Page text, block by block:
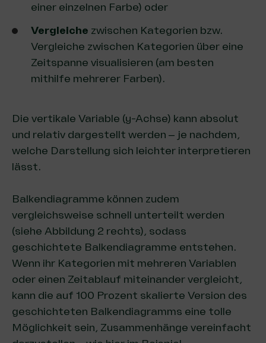
einer einzelnen Farbe) oder
Vergleiche zwischen Kategorien bzw.
Vergleiche zwischen Kategorien über eine
Zeitspanne visualisieren (am besten
mithilfe mehrerer Farben).
Die vertikale Variable (y-Achse) kann absolut
und relativ dargestellt werden – je nachdem,
welche Darstellung sich leichter interpretieren
lässt.
Balkendiagramme können zudem
vergleichsweise schnell unterteilt werden
(siehe Abbildung 2 rechts), sodass
geschichtete Balkendiagramme entstehen.
Wenn ihr Kategorien mit mehreren Variablen
oder einen Zeitablauf miteinander vergleicht,
kann die auf 100 Prozent skalierte Version des
geschichteten Balkendiagramms eine tolle
Möglichkeit sein, Zusammenhänge vereinfacht